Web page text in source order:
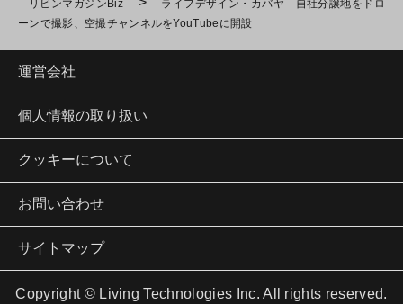
リビンマガジンBiz
ライフデザイン・カバヤ 自社分譲地をドロ
ーンで撮影、空撮チャンネルをYouTubeに開設
運営会社
個人情報の取り扱い
クッキーについて
お問い合わせ
サイトマップ
Copyright © Living Technologies Inc. All rights reserved.